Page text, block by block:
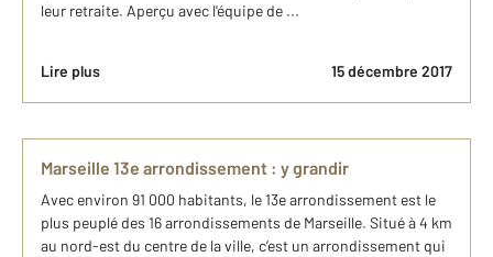
leur retraite. Aperçu avec l'équipe de ...
Lire plus 15 décembre 2017
Marseille 13e arrondissement : y grandir
Avec environ 91 000 habitants, le 13e arrondissement est le
plus peuplé des 16 arrondissements de Marseille. Situé à 4 km
au nord-est du centre de la ville, c’est un arrondissement qui